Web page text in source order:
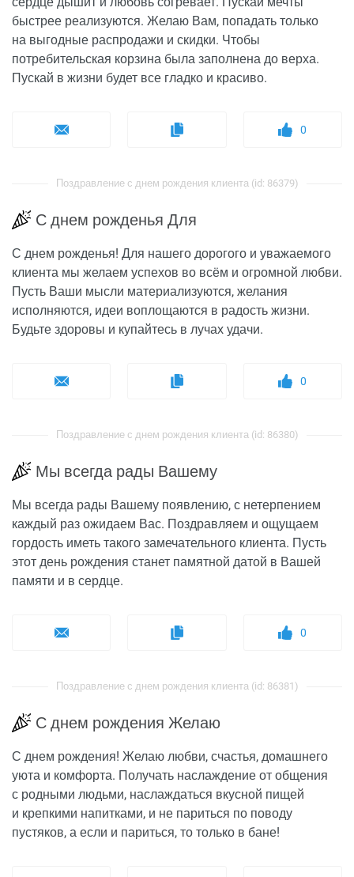
быстрее реализуются. Желаю Вам, попадать только
на выгодные распродажи и скидки. Чтобы
потребительская корзина была заполнена до верха.
Пускай в жизни будет все гладко и красиво.
0
Поздравление с днем рождения клиента (id: 86379)
С днем рожденья Для
С днем рожденья! Для нашего дорогого и уважаемого
клиента мы желаем успехов во всём и огромной любви.
Пусть Ваши мысли материализуются, желания
исполняются, идеи воплощаются в радость жизни.
Будьте здоровы и купайтесь в лучах удачи.
0
Поздравление с днем рождения клиента (id: 86380)
Мы всегда рады Вашему
Мы всегда рады Вашему появлению, с нетерпением
каждый раз ожидаем Вас. Поздравляем и ощущаем
гордость иметь такого замечательного клиента. Пусть
этот день рождения станет памятной датой в Вашей
памяти и в сердце.
0
Поздравление с днем рождения клиента (id: 86381)
С днем рождения Желаю
С днем рождения! Желаю любви, счастья, домашнего
уюта и комфорта. Получать наслаждение от общения
с родными людьми, наслаждаться вкусной пищей
и крепкими напитками, и не париться по поводу
пустяков, а если и париться, то только в бане!